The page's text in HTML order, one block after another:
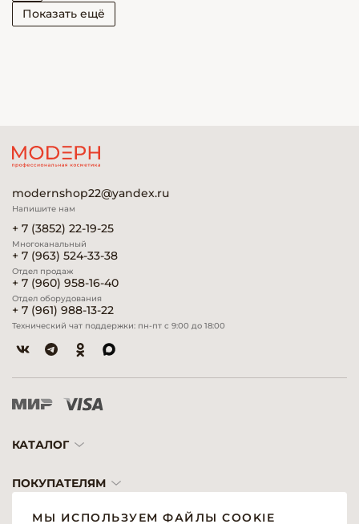
Показать ещё
modernshop22@yandex.ru
Напишите нам
+ 7 (3852) 22-19-25
Многоканальный
+ 7 (963) 524-33-38
Отдел продаж
+ 7 (960) 958-16-40
Отдел оборудования
+ 7 (961) 988-13-22
Технический чат поддержки: пн-пт с 9:00 до 18:00
КАТАЛОГ
ПОКУПАТЕЛЯМ
МЫ ИСПОЛЬЗУЕМ ФАЙЛЫ COOKIE